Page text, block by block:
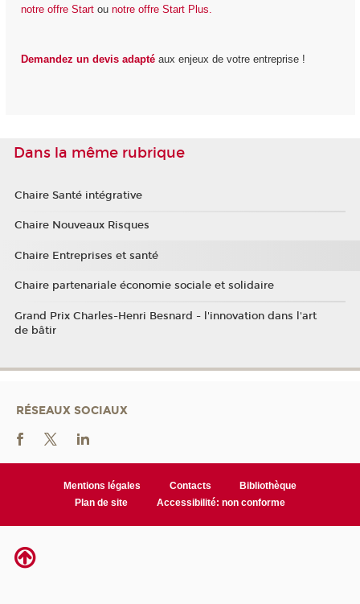
notre offre Startou notre offre Start Plus.
Demandez un devis adaptéaux enjeux de votre entreprise !
Dans la même rubrique
Chaire Santé intégrative
Chaire Nouveaux Risques
Chaire Entreprises et santé
Chaire partenariale économie sociale et solidaire
Grand Prix Charles-Henri Besnard - l'innovation dans l'art
de bâtir
RÉSEAUX SOCIAUX
Mentions légales Contacts
Bibliothèque
Plan de site
Accessibilité: non conforme